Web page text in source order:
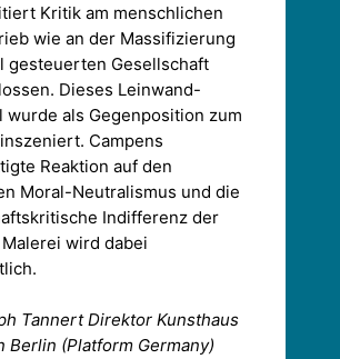
Kritik am menschlichen
wie an der Massifizierung
gesteuerten Gesellschaft
Dieses Leinwand-
wurde als Gegenposition zum
Campens
Reaktion auf den
Moral-Neutralismus und die
Indifferenz der
wird dabei
Tannert Direktor Kunsthaus
Berlin (Platform Germany)